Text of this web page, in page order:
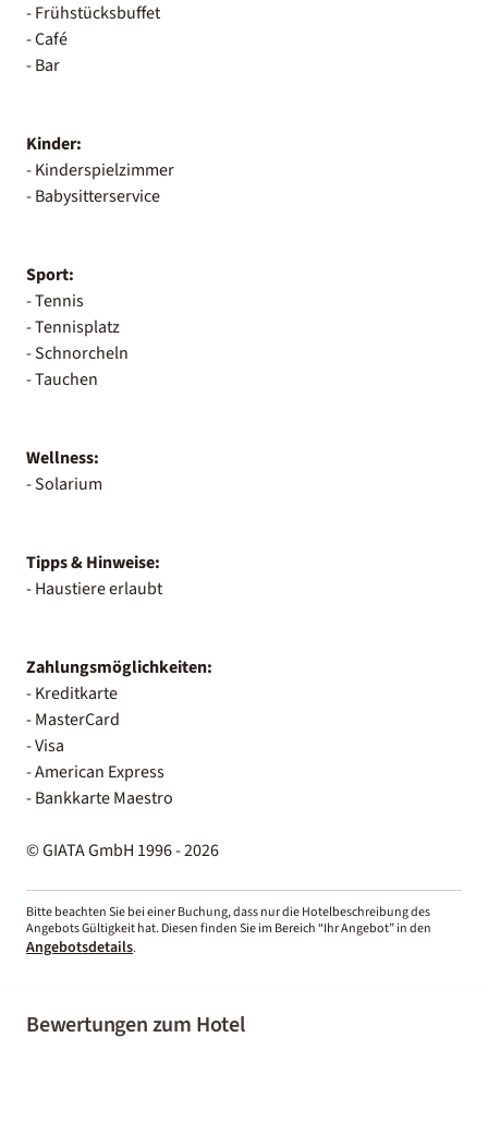
- Frühstücksbuffet
- Café
- Bar
Kinder:
- Kinderspielzimmer
- Babysitterservice
Sport:
- Tennis
- Tennisplatz
- Schnorcheln
- Tauchen
Wellness:
- Solarium
Tipps & Hinweise:
- Haustiere erlaubt
Zahlungsmöglichkeiten:
- Kreditkarte
- MasterCard
- Visa
- American Express
- Bankkarte Maestro
© GIATA GmbH 1996 - 2026
Bitte beachten Sie bei einer Buchung, dass nur die Hotelbeschreibung des
Angebots Gültigkeit hat. Diesen finden Sie im Bereich “Ihr Angebot” in den
Angebotsdetails.
Bewertungen zum Hotel